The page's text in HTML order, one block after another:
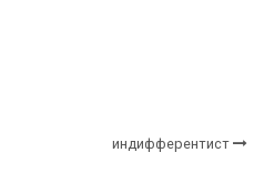
индифферентист